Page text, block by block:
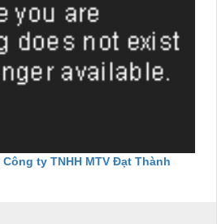
Công ty TNHH MTV Đạt Thành